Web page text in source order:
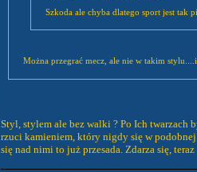
Szkoda ale chyba dlatego sport jest tak
Można przegrać mecz, ale nie w takim
Styl, stylem ale bez walki ? Po Ich twarzach
rzuci kamieniem, który nigdy się w podobnej
się nad nimi to już przesada. Zdarza się,